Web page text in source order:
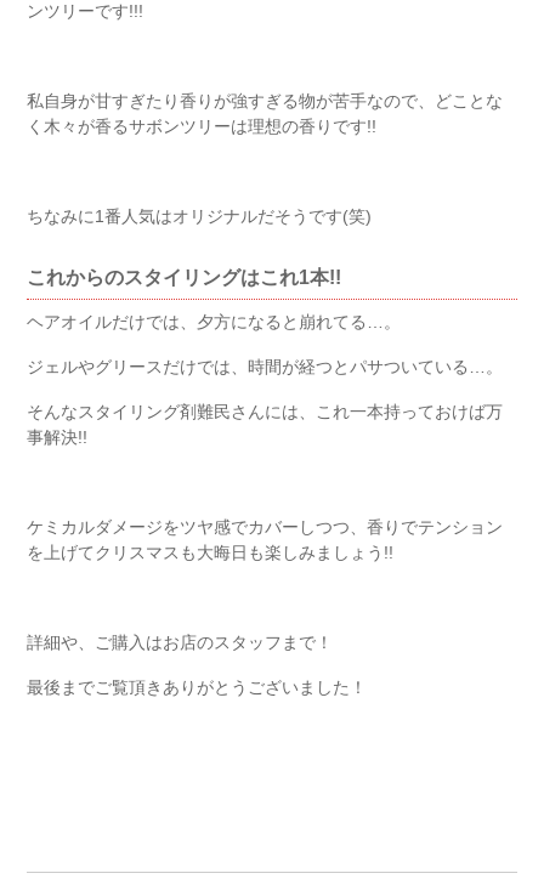
ンツリーです!!!
私自身が甘すぎたり香りが強すぎる物が苦手なので、どことな
く木々が香るサボンツリーは理想の香りです!!
ちなみに1番人気はオリジナルだそうです(笑)
これからのスタイリングはこれ1本!!
ヘアオイルだけでは、夕方になると崩れてる…。
ジェルやグリースだけでは、時間が経つとパサついている…。
そんなスタイリング剤難民さんには、これ一本持っておけば万
事解決!!
ケミカルダメージをツヤ感でカバーしつつ、香りでテンション
を上げてクリスマスも大晦日も楽しみましょう!!
詳細や、ご購入はお店のスタッフまで！
最後までご覧頂きありがとうございました！